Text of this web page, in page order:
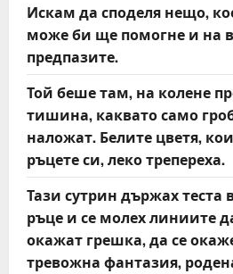
Искам да споделя нещо,
може би ще помогне и на
предпазите.
Той беше там, на колене
тишина, каквато само
наложат. Белите цветя,
ръцете си, леко трепереха.
Тази сутрин държах теста
ръце и се молех линиите
окажат грешка, да се
тревожна фантазия,